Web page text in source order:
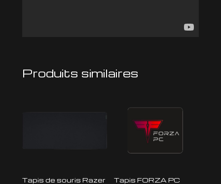
Produits similaires
Tapis de souris Razer
Tapis FORZA PC